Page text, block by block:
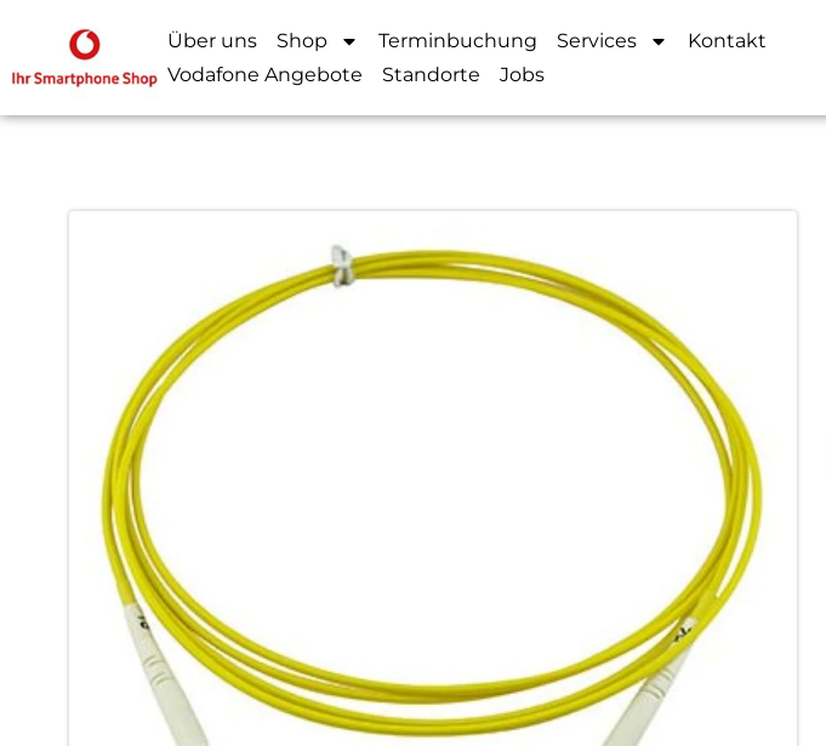
Über uns Shop Terminbuchung Services
Kontakt
Vodafone Angebote
Standorte Jobs